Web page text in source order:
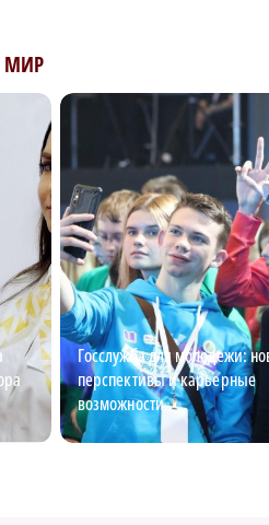
МИР
Госслужба для молодежи:
перспективы и карьерные
возможности